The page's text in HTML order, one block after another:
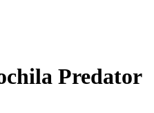
Predator